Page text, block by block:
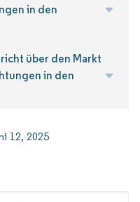
in den
über den Markt
in den
12, 2025